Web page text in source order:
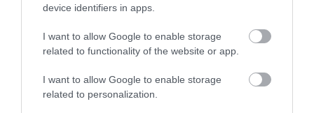
device identifiers in apps.
I want to allow Google to enable storage
related to functionality of the website or app.
I want to allow Google to enable storage
related to personalization.